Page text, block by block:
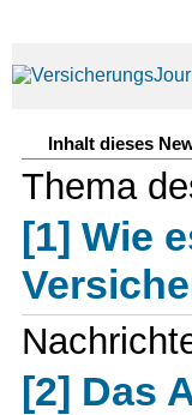
Inhalt dieses
Thema
[1] Wie
[2] Das